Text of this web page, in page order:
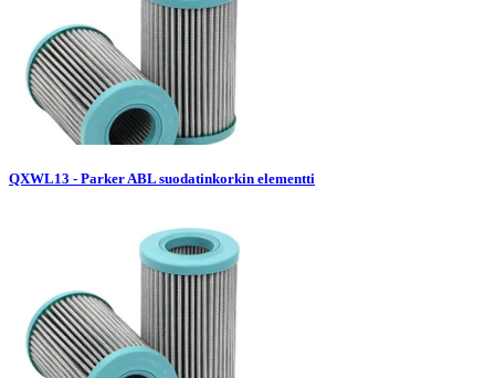
QXWL13 - Parker ABL suodatinkorkin elementti